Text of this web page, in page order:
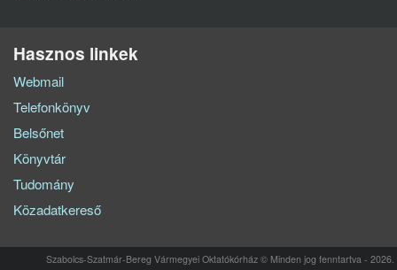
Hasznos linkek
Webmail
Telefonkönyv
Belsőnet
Könyvtár
Tudomány
Közadatkereső
Szabolcs-Szatmár-Bereg Vármegyei Oktatókórház © Minden jog fenntartva - 2026.